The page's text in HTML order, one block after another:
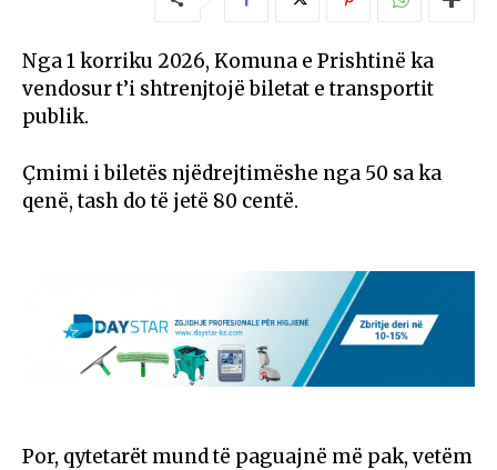
Nga 1 korriku 2026, Komuna e Prishtinë ka
vendosur t’i shtrenjtojë biletat e transportit
publik.
Çmimi i biletës njëdrejtimëshe nga 50 sa ka
qenë, tash do të jetë 80 centë.
Por, qytetarët mund të paguajnë më pak, vetëm